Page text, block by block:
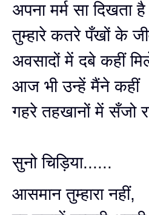
अपना मर्म सा दिखता
तुम्हारे कतरे पँखों के
अवसादों में दबे कहीं
आज भी उन्हें मैंने कहीं
गहरे तहखानों में सँजो
सुनो चिड़िया......
आसमान तुम्हारा नहीं,